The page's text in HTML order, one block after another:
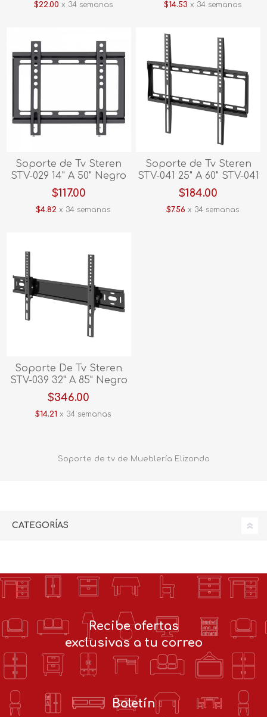
$22.00 x 34 semanas $14.53 x 34 semanas
Soporte de Tv Steren
STV-029 14" A 50" Negro
$117.00
$4.82 x 34 semanas
Soporte de Tv Steren
STV-041 25" A 60" STV-041
$184.00
$7.56 x 34 semanas
Soporte De Tv Steren
STV-039 32" A 85" Negro
$346.00
$14.21 x 34 semanas
Soporte de tv de Mueblería Elizondo
CATEGORÍAS
Recibe ofertas
exclusivas a tu correo
Boletín